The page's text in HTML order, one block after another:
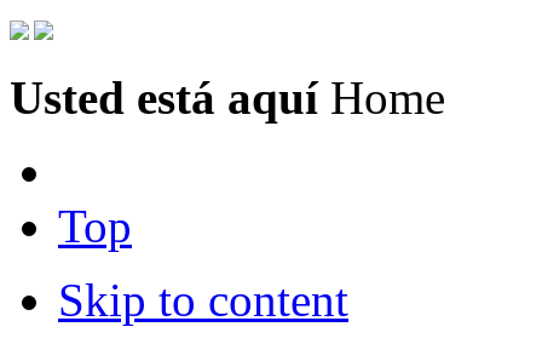
Usted está aquí Home
Top
Skip to content